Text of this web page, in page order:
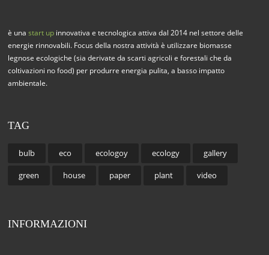
è unastart up innovativa e tecnologica attiva dal 2014 nel settore delle
energie rinnovabili. Focus della nostra attività è utilizzare biomasse
legnose ecologiche (sia derivate da scarti agricoli e forestali che da
coltivazioni no food) per produrre energia pulita, a basso impatto
ambientale.
TAG
bulb eco ecologoy ecology gallery
green house paper plant video
INFORMAZIONI